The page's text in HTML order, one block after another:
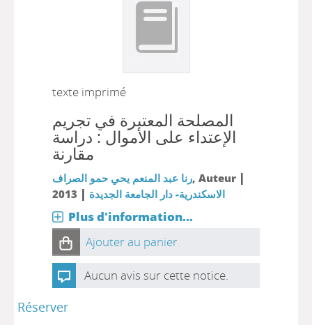
texte imprimé
المصلحة المعتبرة في تجريم
الإعتداء على الأموال : دراسة
مقارنة
رنا عبد المنعم يحي حمو الصراف, Auteur |
الاسكندرية- دار الجامعة الجديدة |
2013
Plus d'information...
Ajouter au panier
Aucun avis sur cette notice.
Réserver